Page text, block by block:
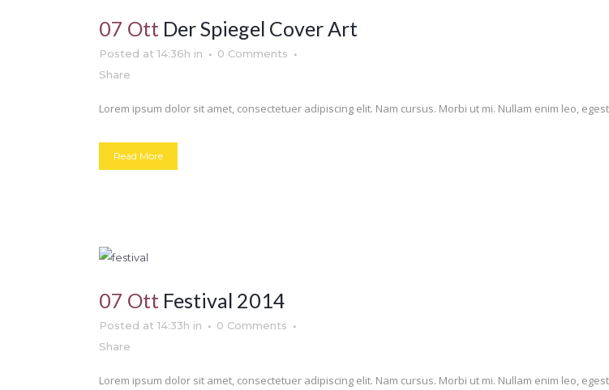
07 Ott Der Spiegel Cover Art
Posted at 14:36h in
0 Comments
Share
Lorem ipsum dolor sit amet, consectetuer adipiscing elit. Nam cursus. Morbi ut mi. Nullam enim leo,
Read More
07 Ott Festival 2014
Posted at 14:33h in
0 Comments
Share
Lorem ipsum dolor sit amet, consectetuer adipiscing elit. Nam cursus. Morbi ut mi. Nullam enim leo,